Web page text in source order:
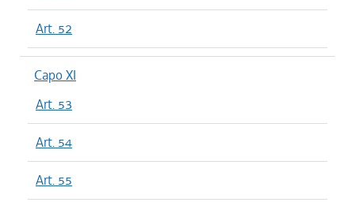
Art. 52
Capo XI
Art. 53
Art. 54
Art. 55